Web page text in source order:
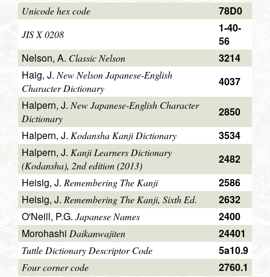
Unicode hex code 78D0
JIS X 0208
1-40-
56
Nelson, A. Classic Nelson
3214
Haig, J.New Nelson Japanese-English
Character Dictionary
4037
Halpern, J. New Japanese-English Character
Dictionary
2850
Halpern, J. Kodansha Kanji Dictionary
3534
Halpern, J. Kanji Learners Dictionary
(Kodansha), 2nd edition (2013)
2482
Heisig, J. Remembering The Kanji
2586
Heisig, J. Remembering The Kanji, Sixth Ed.
2632
O'Neill, P.G. Japanese Names
2400
Morohashi Daikanwajiten 24401
Tuttle Dictionary Descriptor Code 5a10.9
Four corner code 2760.1